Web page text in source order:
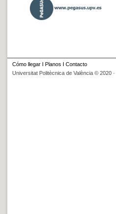
Cómo llegar I Planos I Contacto
Universitat Politècnica de València © 2020